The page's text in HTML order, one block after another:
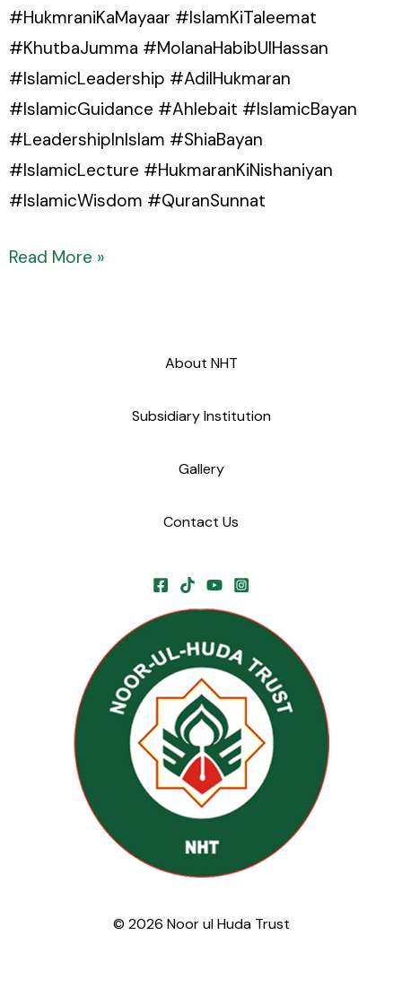
#HukmraniKaMayaar #IslamKiTaleemat
#KhutbaJumma #MolanaHabibUlHassan
#IslamicLeadership #AdilHukmaran
#IslamicGuidance #Ahlebait #IslamicBayan
#LeadershipInIslam #ShiaBayan
#IslamicLecture #HukmaranKiNishaniyan
#IslamicWisdom #QuranSunnat
Read More »
About NHT
Subsidiary Institution
Gallery
Contact Us
© 2026 Noor ul Huda Trust